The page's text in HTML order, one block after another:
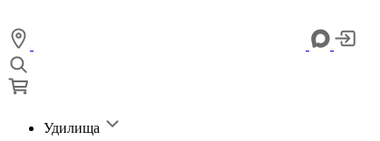
Удилища